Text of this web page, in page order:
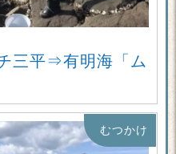
三平⇒有明海「ム
むつかけ